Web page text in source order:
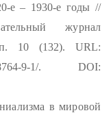
е – 1930-е годы //
журнал
10 (132). URL:
9-1/. DOI:
в мировой